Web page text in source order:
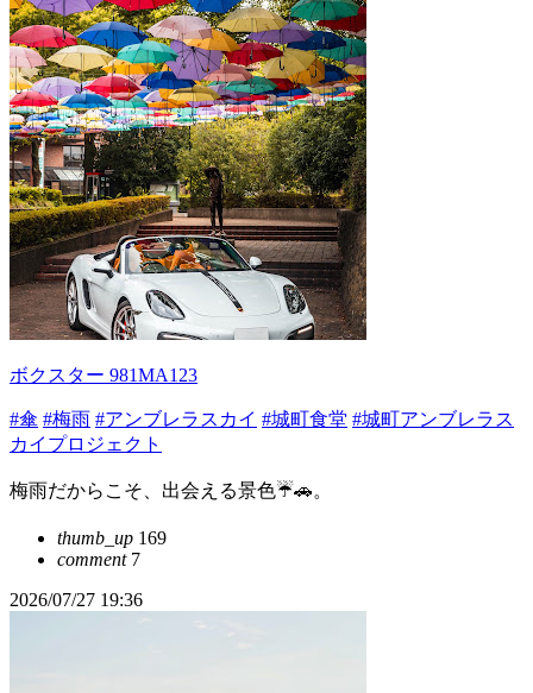
ボクスター 981MA123
#傘 #梅雨 #アンブレラスカイ #城町食堂 #城町アンブレラス
カイプロジェクト
梅雨だからこそ、出会える景色☔️🚗。
thumb_up 169
comment7
2026/07/27 19:36